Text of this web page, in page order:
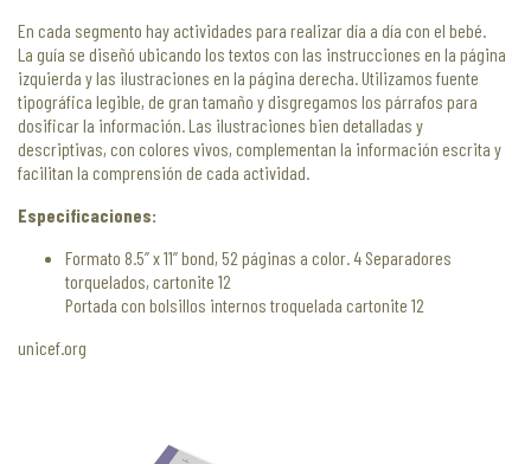
En cada segmento hay actividades para realizar día a día con el bebé.
La guía se diseñó ubicando los textos con las instrucciones en la página
izquierda y las ilustraciones en la página derecha. Utilizamos fuente
tipográfica legible, de gran tamaño y disgregamos los párrafos para
dosificar la información. Las ilustraciones bien detalladas y
descriptivas, con colores vivos, complementan la información escrita y
facilitan la comprensión de cada actividad.
Especificaciones:
Formato 8.5” x 11” bond, 52 páginas a color. 4 Separadores
torquelados, cartonite 12
Portada con bolsillos internos troquelada cartonite 12
unicef.org